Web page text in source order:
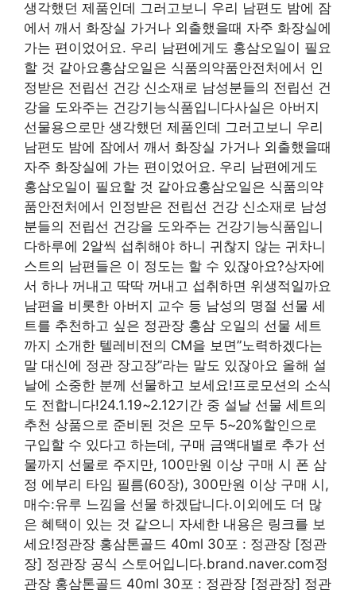
생각했던 제품인데 그러고보니 우리 남편도 밤에 잠
에서 깨서 화장실 가거나 외출했을때 자주 화장실에
가는 편이었어요. 우리 남편에게도 홍삼오일이 필요
할 것 같아요홍삼오일은 식품의약품안전처에서 인
정받은 전립선 건강 신소재로 남성분들의 전립선 건
강을 도와주는 건강기능식품입니다사실은 아버지
선물용으로만 생각했던 제품인데 그러고보니 우리
남편도 밤에 잠에서 깨서 화장실 가거나 외출했을때
자주 화장실에 가는 편이었어요. 우리 남편에게도
홍삼오일이 필요할 것 같아요홍삼오일은 식품의약
품안전처에서 인정받은 전립선 건강 신소재로 남성
분들의 전립선 건강을 도와주는 건강기능식품입니
다하루에 2알씩 섭취해야 하니 귀찮지 않는 귀차니
스트의 남편들은 이 정도는 할 수 있잖아요?상자에
서 하나 꺼내고 딱딱 꺼내고 섭취하면 위생적일까요
남편을 비롯한 아버지 교수 등 남성의 명절 선물 세
트를 추천하고 싶은 정관장 홍삼 오일의 선물 세트
까지 소개한 텔레비전의 CM을 보면”노력하겠다는
말 대신에 정관 장고장”라는 말도 있잖아요 올해 설
날에 소중한 분께 선물하고 보세요!프로모션의 소식
도 전합니다!24.1.19~2.12기간 중 설날 선물 세트의
추천 상품으로 준비된 것은 모두 5~20%할인으로
구입할 수 있다고 하는데, 구매 금액대별로 추가 선
물까지 선물로 주지만, 100만원 이상 구매 시 폰 삼
정 에부리 타임 필름(60장), 300만원 이상 구매 시,
매수:유루 느낌을 선물 하겠답니다.이외에도 더 많
은 혜택이 있는 것 같으니 자세한 내용은 링크를 보
세요!정관장 홍삼톤골드 40ml 30포 : 정관장 [정관
장] 정관장 공식 스토어입니다.brand.naver.com정
관장 홍삼톤골드 40ml 30포 : 정관장 [정관장] 정관